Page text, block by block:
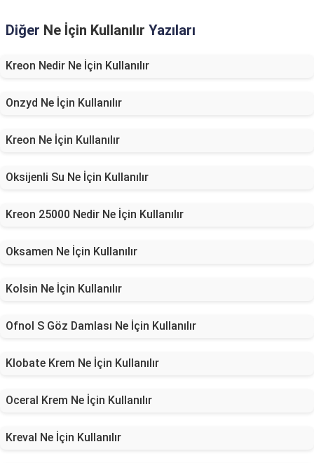
Diğer Ne İçin Kullanılır Yazıları
Kreon Nedir Ne İçin Kullanılır
Onzyd Ne İçin Kullanılır
Kreon Ne İçin Kullanılır
Oksijenli Su Ne İçin Kullanılır
Kreon 25000 Nedir Ne İçin Kullanılır
Oksamen Ne İçin Kullanılır
Kolsin Ne İçin Kullanılır
Ofnol S Göz Damlası Ne İçin Kullanılır
Klobate Krem Ne İçin Kullanılır
Oceral Krem Ne İçin Kullanılır
Kreval Ne İçin Kullanılır